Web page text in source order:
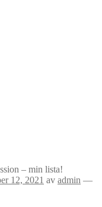
– min lista!
12, 2021 av admin —